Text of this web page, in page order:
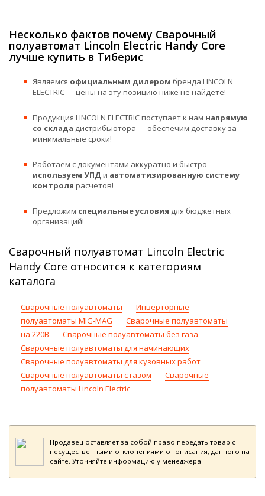
Несколько фактов почему Сварочный
полуавтомат Lincoln Electric Handy Core
лучше купить в Тиберис
Являемся официальным дилером бренда LINCOLN
ELECTRIC — цены на эту позицию ниже не найдете!
Продукция LINCOLN ELECTRIC поступает к нам напрямую
со склада дистрибьютора — обеспечим доставку за
минимальные сроки!
Работаем с документами аккуратно и быстро —
используем УПДи автоматизированную систему
контроля расчетов!
Предложим специальные условия для бюджетных
организаций!
Сварочный полуавтомат Lincoln Electric
Handy Core относится к категориям
каталога
Сварочные полуавтоматы
Инверторные
полуавтоматы MIG-MAG
Сварочные полуавтоматы
на 220В
Сварочные полуавтоматы без газа
Сварочные полуавтоматы для начинающих
Сварочные полуавтоматы для кузовных работ
Сварочные полуавтоматы с газом
Сварочные
полуавтоматы Lincoln Electric
Продавец оставляет за собой право передать товар с
несущественными отклонениями от описания, данного на
сайте. Уточняйте информацию у менеджера.